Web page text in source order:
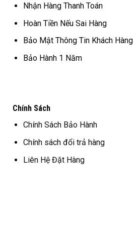
Nhận Hàng Thanh Toán
Hoàn Tiền Nếu Sai Hàng
Bảo Mật Thông Tin Khách Hàng
Bảo Hành 1 Năm
Chính Sách
Chính Sách Bảo Hành
Chính sách đổi trả hàng
Liên Hệ Đặt Hàng